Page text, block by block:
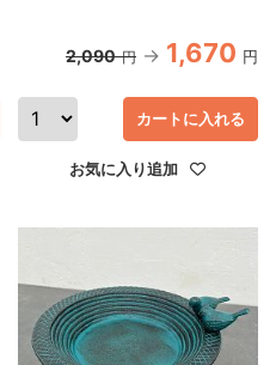
2,090 円 1,670 円
カートに入れる
お気に入り追加